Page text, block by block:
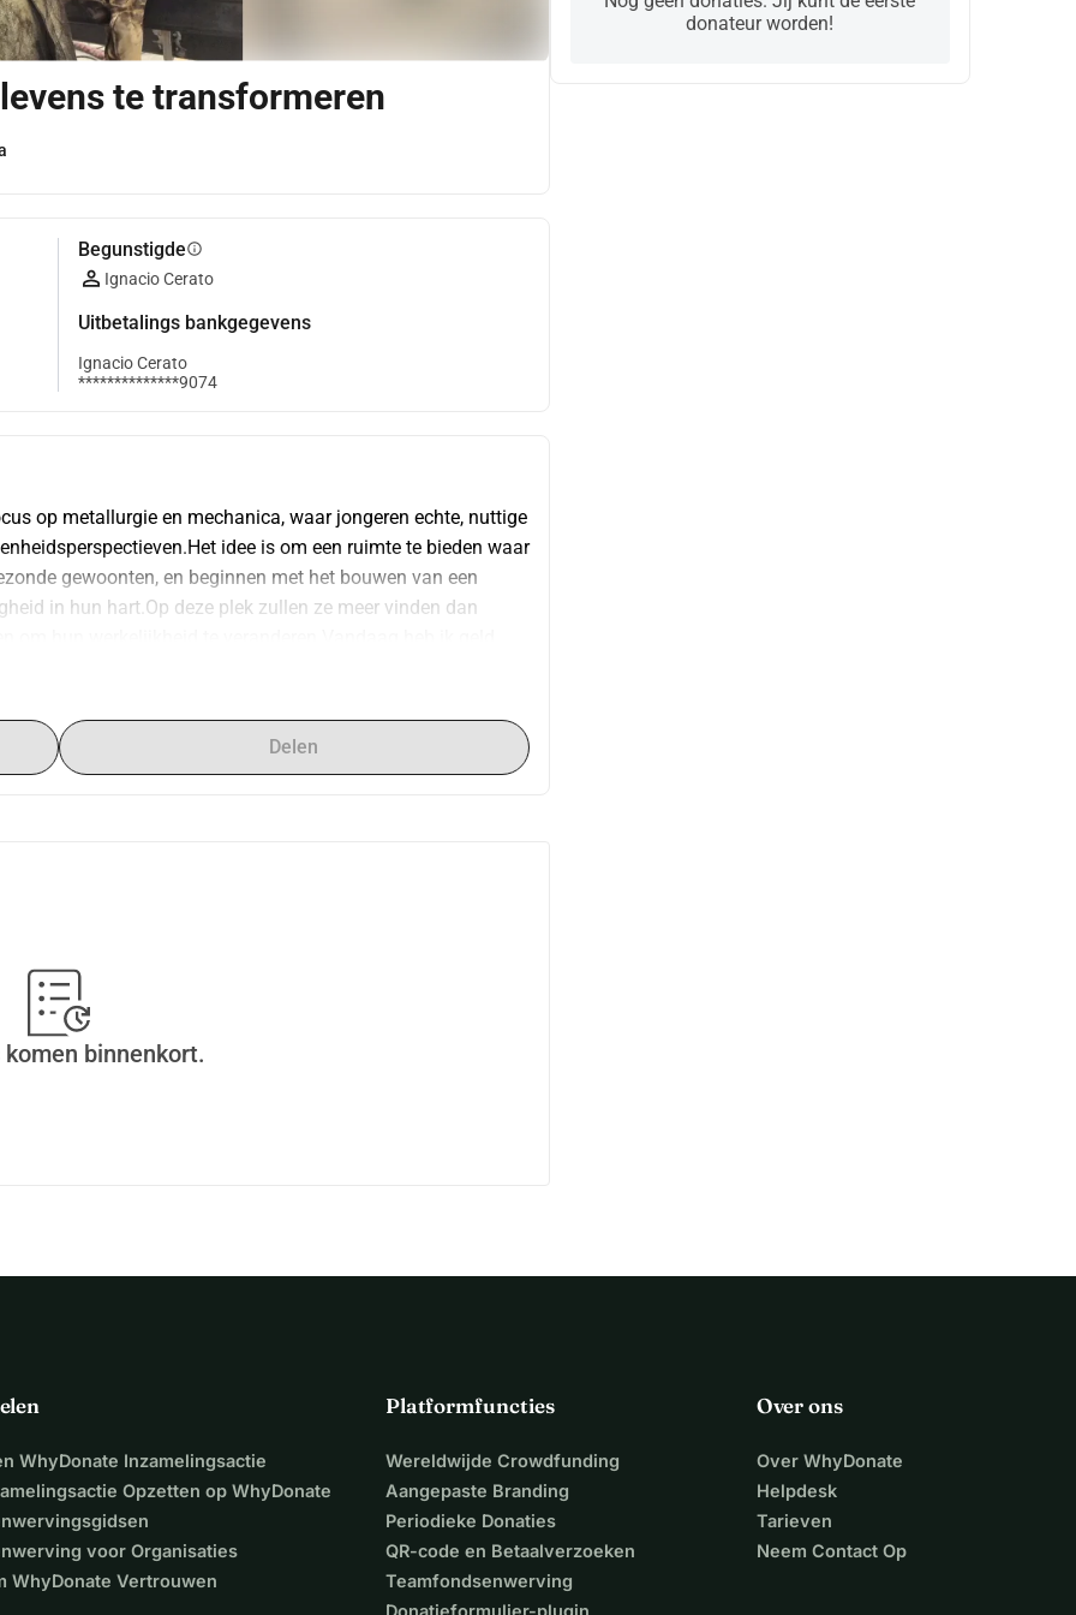
te transformeren
Begunstigdeinfo
Ignacio Cerato
Uitbetalings bankgegevens
Ignacio Cerato
**************9074
op metallurgie en mechanica, waar jongeren echte, nuttige
idee is om een ruimte te bieden waar
gewoonten, en beginnen met het bouwen van een
in hun hart.Op deze plek zullen ze meer vinden dan
in staat stellen om zo snel mogelijk te beginnen.Het is geen
ook, elke bijdrage telt. En als dat niet mogelijk is, is het al
voor je vertrouwen en voor het deel uitmaken van dit
Delen
komen binnenkort.
donateur worden!
WhyDonate Inzamelingsactie
Opzetten op WhyDonate
voor Organisaties
WhyDonate Vertrouwen
Platformfuncties
Wereldwijde Crowdfunding
Aangepaste Branding
Periodieke Donaties
QR-code en Betaalverzoeken
Teamfondsenwerving
Over ons
Over WhyDonate
Helpdesk
Tarieven
Neem Contact Op